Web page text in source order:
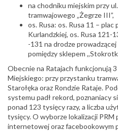
na chodniku miejskim przy
tramwajowego „Żegrze III”,
os. Rusa: os. Rusa 11 –
Kurlandzkiej, os. Rusa 121-
-131 na drodze
pomiędzy sklepem
Obecnie na Ratajach funkcjonują
Miejskiego: przy przystanku
Starołęka oraz Rondzie Rataje.
systemu padł rekord, poznaniacy
ponad 123 tysięcy razy, a liczba
tysięcy. O wyborze lokalizacji
internetowej oraz facebookowym